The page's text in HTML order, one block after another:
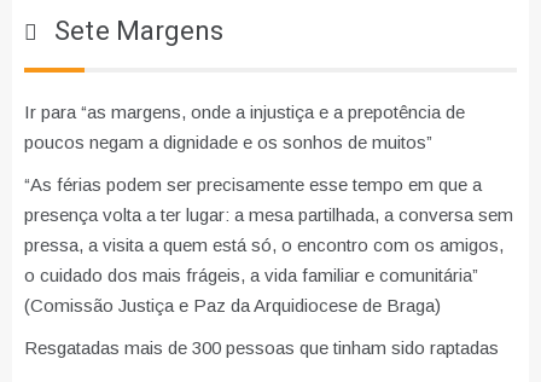
Sete Margens
Ir para “as margens, onde a injustiça e a prepotência de
poucos negam a dignidade e os sonhos de muitos”
“As férias podem ser precisamente esse tempo em que a
presença volta a ter lugar: a mesa partilhada, a conversa sem
pressa, a visita a quem está só, o encontro com os amigos,
o cuidado dos mais frágeis, a vida familiar e comunitária”
(Comissão Justiça e Paz da Arquidiocese de Braga)
Resgatadas mais de 300 pessoas que tinham sido raptadas